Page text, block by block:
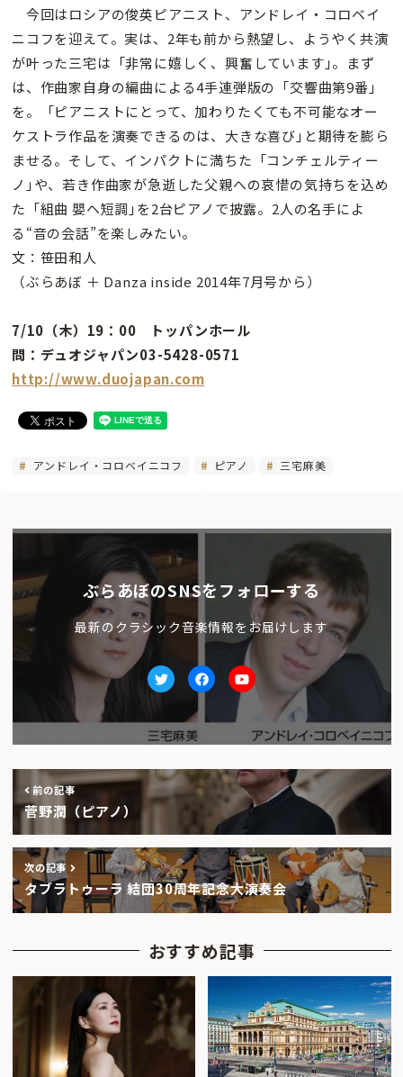
今回はロシアの俊英ピアニスト、アンドレイ・コロベイ
ニコフを迎えて。実は、2年も前から熱望し、ようやく共演
が叶った三宅は「非常に嬉しく、興奮しています｣。まず
は、作曲家自身の編曲による4手連弾版の「交響曲第9番｣
を。「ピアニストにとって、加わりたくても不可能なオー
ケストラ作品を演奏できるのは、大きな喜び｣と期待を膨ら
ませる。そして、インパクトに満ちた「コンチェルティー
ノ｣や、若き作曲家が急逝した父親への哀惜の気持ちを込め
た「組曲 嬰ヘ短調｣を2台ピアノで披露。2人の名手によ
る“音の会話”を楽しみたい。
文：笹田和人
（ぶらあぼ ＋ Danza inside 2014年7月号から）
7/10（木）19：00 トッパンホール
問：デュオジャパン03-5428-0571
http://www.duojapan.com
アンドレイ・コロベイニコフ ピアノ 三宅麻美
ぶらあぼのSNSをフォローする
最新のクラシック音楽情報をお届けします
TwitterfacebookYoutube
前の記事
菅野潤（ピアノ）
次の記事
タブラトゥーラ 結団30周年記念大演奏会
おすすめ記事